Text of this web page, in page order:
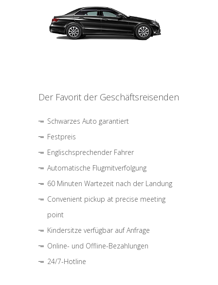
Der Favorit der Geschäftsreisenden
Schwarzes Auto garantiert
Festpreis
Englischsprechender Fahrer
Automatische Flugmitverfolgung
60 Minuten Wartezeit nach der Landung
Convenient pickup at precise meeting
point
Kindersitze verfügbar auf Anfrage
Online- und Offline-Bezahlungen
24/7-Hotline